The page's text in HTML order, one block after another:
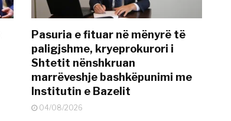
Pasuria e fituar në mënyrë të
paligjshme, kryeprokurori i
Shtetit nënshkruan
marrëveshje bashkëpunimi me
Institutin e Bazelit
04/08/2026